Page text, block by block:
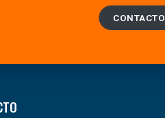
CONTACTO